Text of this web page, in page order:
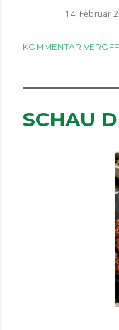
14. Februar
KOMMENTAR
SCHAU